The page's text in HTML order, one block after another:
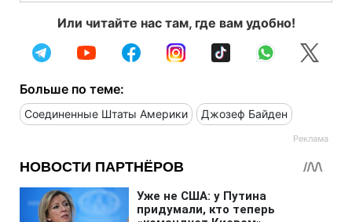
Или читайте нас там, где вам удобно!
Больше по теме:
Соединенные Штаты Америки Джозеф Байден